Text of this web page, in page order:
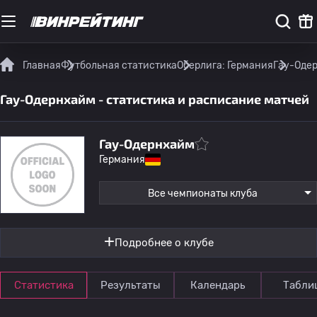
ГлавнаяФутбольная статистикаОберлига: ГерманияГау-
Гау-Одернхайм - статистика и расписание матчей
Гау-Одернхайм
Германия
Все чемпионаты клуба
Подробнее о клубе
Статистика Результаты Календарь